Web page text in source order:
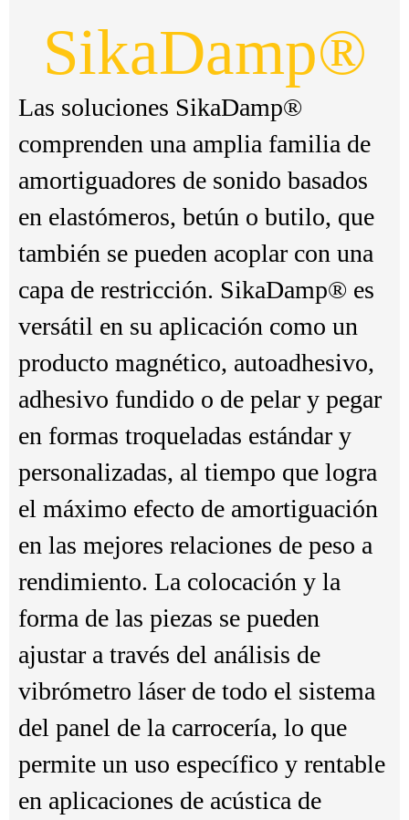
SikaDamp®
Las soluciones SikaDamp®
comprenden una amplia familia de
amortiguadores de sonido basados
en elastómeros, betún o butilo, que
también se pueden acoplar con una
capa de restricción. SikaDamp® es
versátil en su aplicación como un
producto magnético, autoadhesivo,
adhesivo fundido o de pelar y pegar
en formas troqueladas estándar y
personalizadas, al tiempo que logra
el máximo efecto de amortiguación
en las mejores relaciones de peso a
rendimiento. La colocación y la
forma de las piezas se pueden
ajustar a través del análisis de
vibrómetro láser de todo el sistema
del panel de la carrocería, lo que
permite un uso específico y rentable
en aplicaciones de acústica de